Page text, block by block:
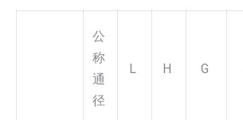
公
称
通
径
L H G